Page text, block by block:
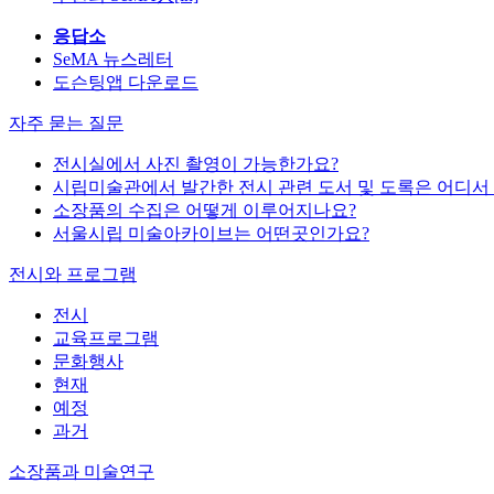
응답소
SeMA 뉴스레터
도슨팅앱 다운로드
자주 묻는 질문
전시실에서 사진 촬영이 가능한가요?
시립미술관에서 발간한 전시 관련 도서 및 도록은 어디서
소장품의 수집은 어떻게 이루어지나요?
서울시립 미술아카이브는 어떤곳인가요?
전시와 프로그램
전시
교육프로그램
문화행사
현재
예정
과거
소장품과 미술연구